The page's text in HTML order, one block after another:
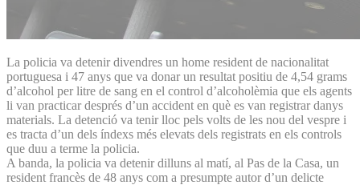
La policia va detenir divendres un home resident de nacionalitat
portuguesa i 47 anys que va donar un resultat positiu de 4,54 grams
d’alcohol per litre de sang en el control d’alcoholèmia que els agents
li van practicar després d’un accident en què es van registrar danys
materials. La detenció va tenir lloc pels volts de les nou del vespre i
es tracta d’un dels índexs més elevats dels registrats en els controls
que duu a terme la policia.
A banda, la policia va detenir dilluns al matí, al Pas de la Casa, un
resident francès de 48 anys com a presumpte autor d’un delicte